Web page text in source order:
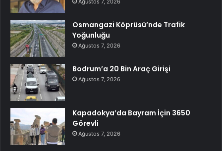
Ağustos 7, 2026
Osmangazi Köprüsü’nde Trafik
Yoğunluğu
Ağustos 7, 2026
Bodrum’a 20 Bin Araç Girişi
Ağustos 7, 2026
Kapadokya’da Bayram İçin 3650
Görevli
Ağustos 7, 2026